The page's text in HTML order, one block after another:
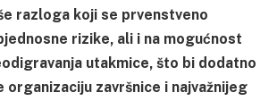
razloga koji se prvenstveno
rizike, ali i na mogućnost
utakmice, što bi dodatno
organizaciju završnice i najvažnijeg